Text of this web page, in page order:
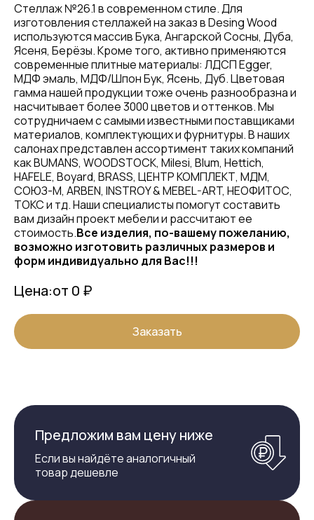
Стеллаж №26.1 в современном стиле. Для
изготовления стеллажей на заказ в Desing Wood
используются массив Бука, Ангарской Сосны, Дуба,
Ясеня, Берёзы. Кроме того, активно применяются
современные плитные материалы: ЛДСП Egger,
МДФ эмаль, МДФ/Шпон Бук, Ясень, Дуб. Цветовая
гамма нашей продукции тоже очень разнообразна и
насчитывает более 3000 цветов и оттенков. Мы
сотрудничаем с самыми известными поставщиками
материалов, комплектующих и фурнитуры. В наших
салонах представлен ассортимент таких компаний
как BUMANS, WOODSTOCK, Milesi, Blum, Hettich,
HAFELE, Boyard, BRASS, ЦЕНТР КОМПЛЕКТ, МДМ,
СОЮЗ-М, ARBEN, INSTROY & MEBEL-ART, НЕОФИТОС,
ТОКС и тд. Наши специалисты помогут составить
вам дизайн проект мебели и рассчитают ее
стоимость.Все изделия, по-вашему пожеланию,
возможно изготовить различных размеров и
форм индивидуально для Вас!!!
Цена:от 0 ₽
Заказать
Предложим вам цену ниже
Если вы найдёте аналогичный
товар дешевле